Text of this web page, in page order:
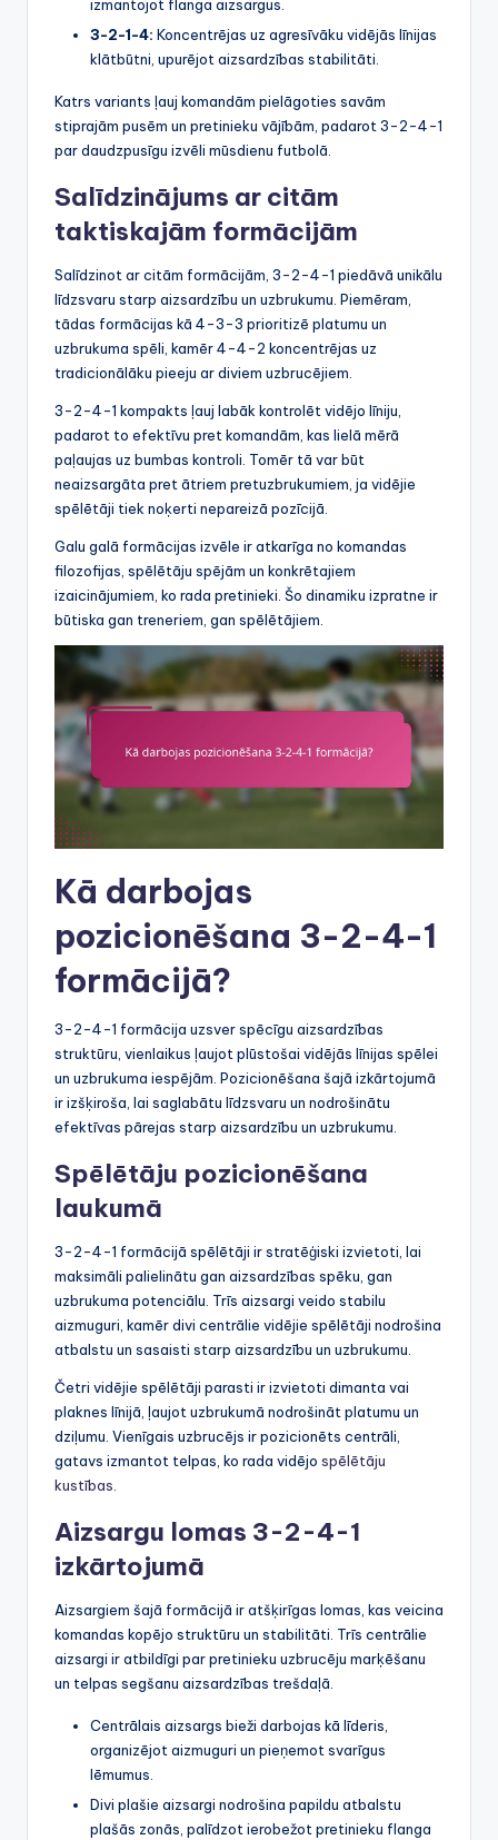
izmantojot flanga aizsargus.
3-2-1-4: Koncentrējas uz agresīvāku vidējās līnijas
klātbūtni, upurējot aizsardzības stabilitāti.
Katrs variants ļauj komandām pielāgoties savām
stiprajām pusēm un pretinieku vājībām, padarot 3-2-4-1
par daudzpusīgu izvēli mūsdienu futbolā.
Salīdzinājums ar citām
taktiskajām formācijām
Salīdzinot ar citām formācijām, 3-2-4-1 piedāvā unikālu
līdzsvaru starp aizsardzību un uzbrukumu. Piemēram,
tādas formācijas kā 4-3-3 prioritizē platumu un
uzbrukuma spēli, kamēr 4-4-2 koncentrējas uz
tradicionālāku pieeju ar diviem uzbrucējiem.
3-2-4-1 kompakts ļauj labāk kontrolēt vidējo līniju,
padarot to efektīvu pret komandām, kas lielā mērā
paļaujas uz bumbas kontroli. Tomēr tā var būt
neaizsargāta pret ātriem pretuzbrukumiem, ja vidējie
spēlētāji tiek noķerti nepareizā pozīcijā.
Galu galā formācijas izvēle ir atkarīga no komandas
filozofijas, spēlētāju spējām un konkrētajiem
izaicinājumiem, ko rada pretinieki. Šo dinamiku izpratne ir
būtiska gan treneriem, gan spēlētājiem.
Kā darbojas
pozicionēšana 3-2-4-1
formācijā?
3-2-4-1 formācija uzsver spēcīgu aizsardzības
struktūru, vienlaikus ļaujot plūstošai vidējās līnijas spēlei
un uzbrukuma iespējām. Pozicionēšana šajā izkārtojumā
ir izšķiroša, lai saglabātu līdzsvaru un nodrošinātu
efektīvas pārejas starp aizsardzību un uzbrukumu.
Spēlētāju pozicionēšana
laukumā
3-2-4-1 formācijā spēlētāji ir stratēģiski izvietoti, lai
maksimāli palielinātu gan aizsardzības spēku, gan
uzbrukuma potenciālu. Trīs aizsargi veido stabilu
aizmuguri, kamēr divi centrālie vidējie spēlētāji nodrošina
atbalstu un sasaisti starp aizsardzību un uzbrukumu.
Četri vidējie spēlētāji parasti ir izvietoti dimanta vai
plaknes līnijā, ļaujot uzbrukumā nodrošināt platumu un
dziļumu. Vienīgais uzbrucējs ir pozicionēts centrāli,
gatavs izmantot telpas, ko rada vidējo spēlētāju
kustības.
Aizsargu lomas 3-2-4-1
izkārtojumā
Aizsargiem šajā formācijā ir atšķirīgas lomas, kas veicina
komandas kopējo struktūru un stabilitāti. Trīs centrālie
aizsargi ir atbildīgi par pretinieku uzbrucēju marķēšanu
un telpas segšanu aizsardzības trešdaļā.
Centrālais aizsargs bieži darbojas kā līderis,
organizējot aizmuguri un pieņemot svarīgus
lēmumus.
Divi plašie aizsargi nodrošina papildu atbalstu
plašās zonās, palīdzot ierobežot pretinieku flanga